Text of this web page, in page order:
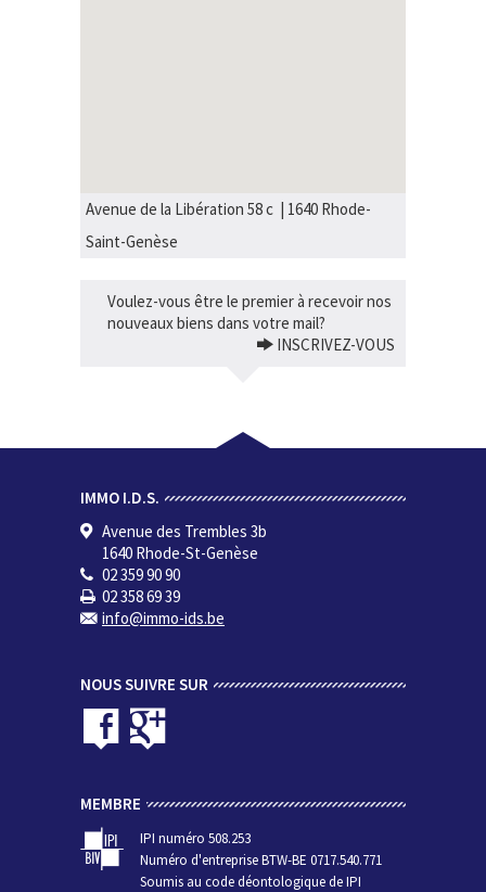
Avenue de la Libération 58 c | 1640 Rhode-
Saint-Genèse
Voulez-vous être le premier à recevoir nos
nouveaux biens dans votre mail?
INSCRIVEZ-VOUS
IMMO I.D.S.
Avenue des Trembles 3b
1640 Rhode-St-Genèse
02 359 90 90
02 358 69 39
info@immo-ids.be
NOUS SUIVRE SUR
MEMBRE
IPI numéro 508.253
Numéro d'entreprise BTW-BE 0717.540.771
Soumis au code déontologique de IPI